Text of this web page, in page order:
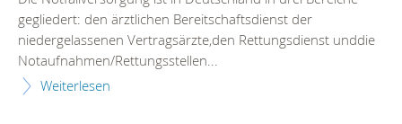
gegliedert: den ärztlichen Bereitschaftsdienst der
niedergelassenen Vertragsärzte,den Rettungsdienst unddie
Notaufnahmen/Rettungsstellen...
Weiterlesen